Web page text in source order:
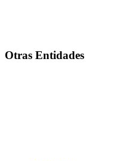
Otras Entidades